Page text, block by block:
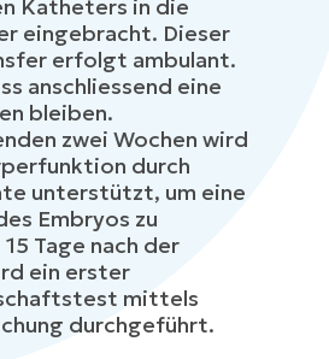
Katheters in die
eingebracht. Dieser
erfolgt ambulant.
anschliessend eine
bleiben.
zwei Wochen wird
durch
unterstützt, um eine
Embryos zu
Tage nach der
ein erster
mittels
durchgeführt.